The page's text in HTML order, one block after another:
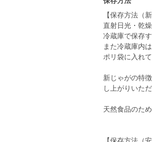
【保存方法（
直射日光・乾
冷蔵庫で保存
また冷蔵庫内
ポリ袋に入れ
新じゃがの特
し上がりいた
天然食品のた